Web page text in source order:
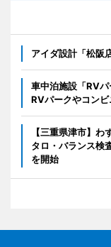
アイダ設計「松阪
車中泊施設「RV
RVパークやコン
【三重県津市】
タロ・バランス検
を開始